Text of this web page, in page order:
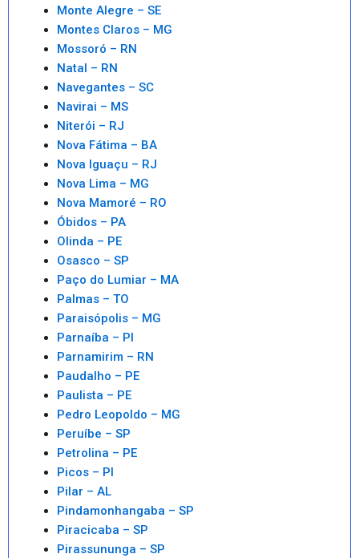
Monte Alegre – SE
Montes Claros – MG
Mossoró – RN
Natal – RN
Navegantes – SC
Navirai – MS
Niterói – RJ
Nova Fátima – BA
Nova Iguaçu – RJ
Nova Lima – MG
Nova Mamoré – RO
Óbidos – PA
Olinda – PE
Osasco – SP
Paço do Lumiar – MA
Palmas – TO
Paraisópolis – MG
Parnaíba – PI
Parnamirim – RN
Paudalho – PE
Paulista – PE
Pedro Leopoldo – MG
Peruíbe – SP
Petrolina – PE
Picos – PI
Pilar – AL
Pindamonhangaba – SP
Piracicaba – SP
Pirassununga – SP